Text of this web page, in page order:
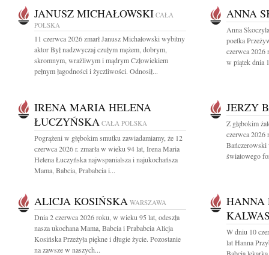
JANUSZ MICHAŁOWSKI CAŁA
POLSKA
11 czerwca 2026 zmarł Janusz Michałowski wybitny
aktor Był nadzwyczaj czułym mężem, dobrym,
skromnym, wrażliwym i mądrym Człowiekiem
pełnym łagodności i życzliwości. Odnosił...
ANNA
Anna
poetka
czerwca 2026
w piątek dnia
IRENA MARIA HELENA
ŁUCZYŃSKA CAŁA POLSKA
Pogrążeni w głębokim smutku zawiadamiamy, że 12
czerwca 2026 r. zmarła w wieku 94 lat, Irena Maria
Helena Łuczyńska najwspanialsza i najukochańsza
Mama, Babcia, Prababcia i...
JERZY
Z głębokim
czerwca 2026
światowego
ALICJA KOSIŃSKA WARSZAWA
Dnia 2 czerwca 2026 roku, w wieku 95 lat, odeszła
nasza ukochana Mama, Babcia i Prababcia Alicja
Kosińska Przeżyła piękne i długie życie. Pozostanie
na zawsze w naszych...
HANNA
W dniu 10
lat Hanna